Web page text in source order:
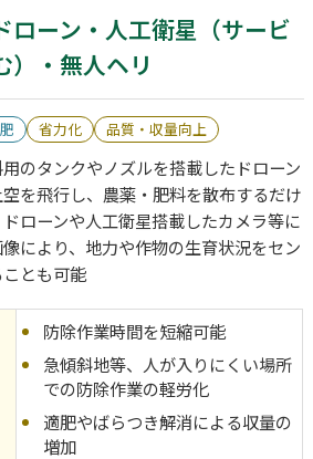
ローン・人工衛星（サービ
）・無人ヘリ
省力化 品質・収量向上
のタンクやノズルを搭載したドローン
を飛行し、農薬・肥料を散布するだけ
ローンや人工衛星搭載したカメラ等に
により、地力や作物の生育状況をセン
とも可能
防除作業時間を短縮可能
急傾斜地等、人が入りにくい場所
での防除作業の軽労化
適肥やばらつき解消による収量の
増加